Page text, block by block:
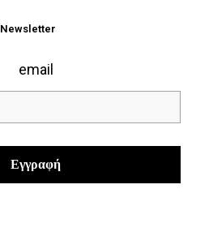
Newsletter
email